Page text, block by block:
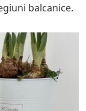
balcanice.